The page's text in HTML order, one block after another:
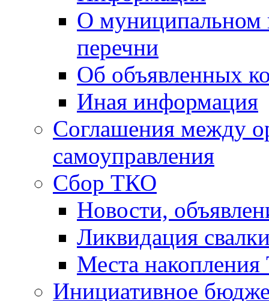
О муниципальном
перечни
Об объявленных
Иная информация
Соглашения между
самоуправления
Сбор ТКО
Новости,
Ликвидация
Места
Инициативное